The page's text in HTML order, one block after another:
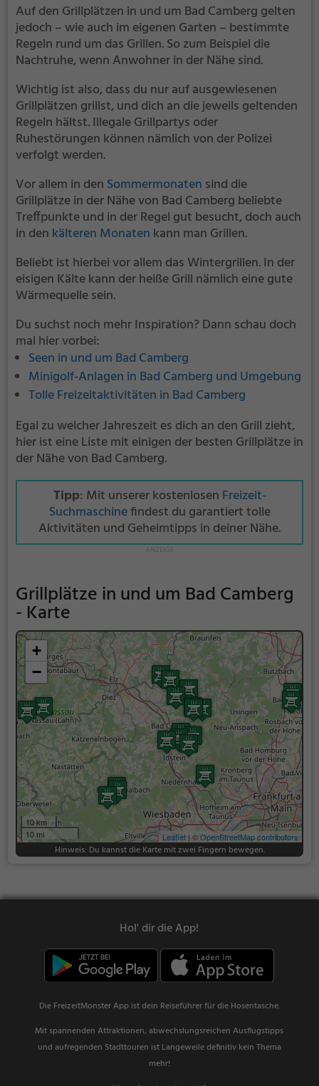
Auf den Grillplätzen in und um Bad Camberg gelten
jedoch – wie auch im eigenen Garten – bestimmte
Regeln rund um das Grillen. So zum Beispiel die
Nachtruhe, wenn Anwohner in der Nähe sind.
Wichtig ist also, dass du nur auf ausgewiesenen
Grillplätzen grillst, und dich an die jeweils geltenden
Regeln hältst. Illegale Grillpartys oder
Ruhestörungen können nämlich von der Polizei
verfolgt werden.
Vor allem in den Sommermonaten sind die
Grillplätze in der Nähe von Bad Camberg beliebte
Treffpunkte und in der Regel gut besucht, doch auch
in den kälteren Monaten kann man Grillen.
Beliebt ist hierbei vor allem das Wintergrillen. In der
eisigen Kälte kann der heiße Grill nämlich eine gute
Wärmequelle sein.
Du suchst noch mehr Inspiration? Dann schau doch
mal hier vorbei:
Seen in und um Bad Camberg
Minigolf-Anlagen in Bad Camberg und Umgebung
Tolle Freizeitaktivitäten in Bad Camberg
Egal zu welcher Jahreszeit es dich an den Grill zieht,
hier ist eine Liste mit einigen der besten Grillplätze in
der Nähe von Bad Camberg.
Tipp: Mit unserer kostenlosen Freizeit-
Suchmaschinefindest du garantiert tolle
Aktivitäten und Geheimtipps in deiner Nähe.
Grillplätze in und um Bad Camberg
- Karte
+
−
10 km
10 mi
Leaflet | ©OpenStreetMap contributors
Hinweis: Du kannst die Karte mit zwei Fingern bewegen.
Hol' dir die App!
Die FreizeitMonster App ist dein Reiseführer für die Hosentasche.
Mit spannenden Attraktionen, abwechslungsreichen Ausflugstipps
und aufregenden Stadttouren ist Langeweile definitiv kein Thema
mehr!